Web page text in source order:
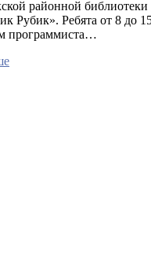
районной библиотеки
Рубик». Ребята от 8 до
программиста…